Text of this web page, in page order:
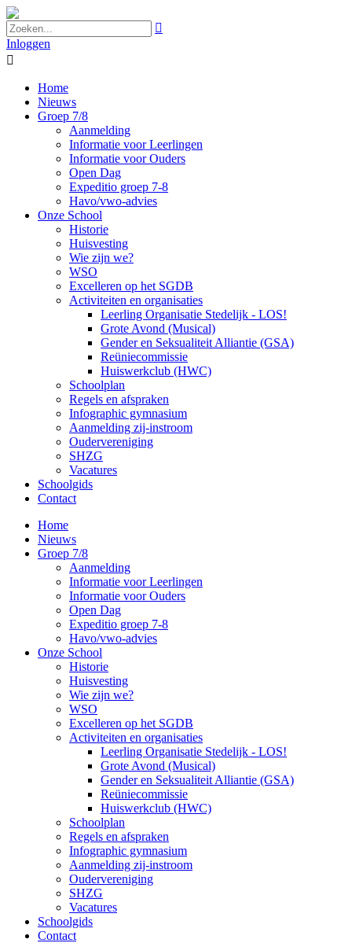

Inloggen

Home
Nieuws
Groep 7/8
Aanmelding
Informatie voor Leerlingen
Informatie voor Ouders
Open Dag
Expeditio groep 7-8
Havo/vwo-advies
Onze School
Historie
Huisvesting
Wie zijn we?
WSO
Excelleren op het SGDB
Activiteiten en organisaties
Leerling Organisatie Stedelijk - LOS!
Grote Avond (Musical)
Gender en Seksualiteit Alliantie (GSA)
Reüniecommissie
Huiswerkclub (HWC)
Schoolplan
Regels en afspraken
Infographic gymnasium
Aanmelding zij-instroom
Oudervereniging
SHZG
Vacatures
Schoolgids
Contact
Home
Nieuws
Groep 7/8
Aanmelding
Informatie voor Leerlingen
Informatie voor Ouders
Open Dag
Expeditio groep 7-8
Havo/vwo-advies
Onze School
Historie
Huisvesting
Wie zijn we?
WSO
Excelleren op het SGDB
Activiteiten en organisaties
Leerling Organisatie Stedelijk - LOS!
Grote Avond (Musical)
Gender en Seksualiteit Alliantie (GSA)
Reüniecommissie
Huiswerkclub (HWC)
Schoolplan
Regels en afspraken
Infographic gymnasium
Aanmelding zij-instroom
Oudervereniging
SHZG
Vacatures
Schoolgids
Contact